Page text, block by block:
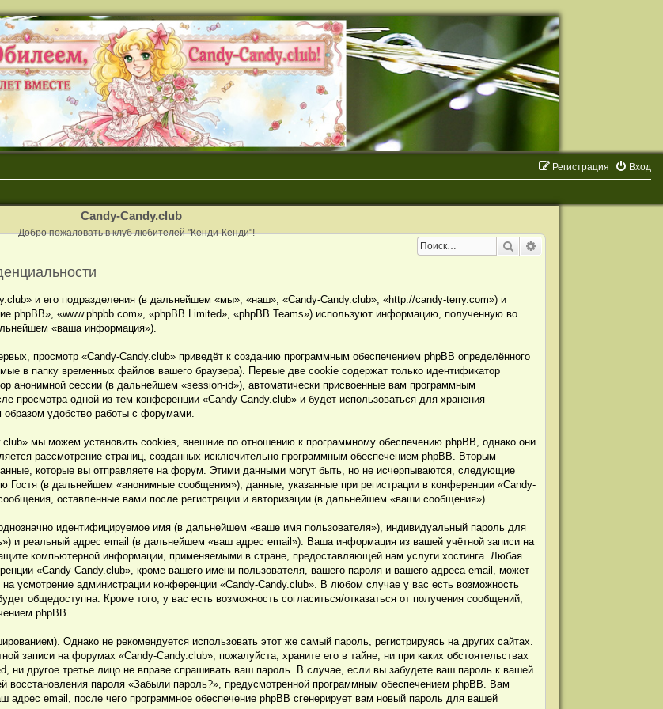
Вход
Регистрация
Candy-Candy.club
Добро пожаловать в клуб любителей "Кенди-Кенди"!
Поиск
и его подразделения (в дальнейшем «мы», «наш», «Candy-Candy.club», «http://candy-terry.com») и
phpBB», «www.phpbb.com», «phpBB Limited», «phpBB Teams») используют информацию, полученную во
«ваша информация»).
просмотр «Candy-Candy.club» приведёт к созданию программным обеспечением phpBB определённого
в папку временных файлов вашего браузера). Первые две cookie содержат только идентификатор
анонимной сессии (в дальнейшем «session-id»), автоматически присвоенные вам программным
просмотра одной из тем конференции «Candy-Candy.club» и будет использоваться для хранения
удобство работы с форумами.
мы можем установить cookies, внешние по отношению к программному обеспечению phpBB, однако они
рассмотрение страниц, созданных исключительно программным обеспечением phpBB. Вторым
которые вы отправляете на форум. Этими данными могут быть, но не исчерпываются, следующие
(в дальнейшем «анонимные сообщения»), данные, указанные при регистрации в конференции «Candy-
оставленные вами после регистрации и авторизации (в дальнейшем «ваши сообщения»).
идентифицируемое имя (в дальнейшем «ваше имя пользователя»), индивидуальный пароль для
и реальный адрес email (в дальнейшем «ваш адрес email»). Ваша информация из вашей учётной записи на
компьютерной информации, применяемыми в стране, предоставляющей нам услуги хостинга. Любая
«Candy-Candy.club», кроме вашего имени пользователя, вашего пароля и вашего адреса email, может
усмотрение администрации конференции «Candy-Candy.club». В любом случае у вас есть возможность
общедоступна. Кроме того, у вас есть возможность согласиться/отказаться от получения сообщений,
phpBB.
Однако не рекомендуется использовать этот же самый пароль, регистрируясь на других сайтах.
записи на форумах «Candy-Candy.club», пожалуйста, храните его в тайне, ни при каких обстоятельствах
ни другое третье лицо не вправе спрашивать ваш пароль. В случае, если вы забудете ваш пароль к вашей
восстановления пароля «Забыли пароль?», предусмотренной программным обеспечением phpBB. Вам
адрес email, после чего программное обеспечение phpBB сгенерирует вам новый пароль для вашей